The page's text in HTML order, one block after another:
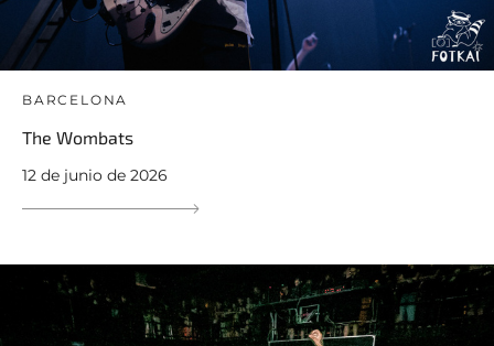
BARCELONA
The Wombats
12 de junio de 2026